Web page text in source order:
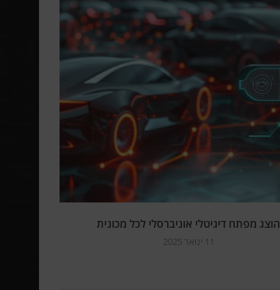
הוצג מפתח דיגיטלי אוניברסלי לכל מכונית
11 ינואר 2025